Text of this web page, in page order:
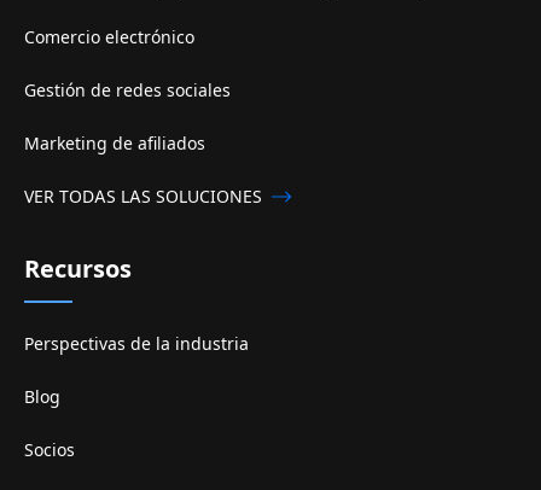
Comercio electrónico
Gestión de redes sociales
Marketing de afiliados
VER TODAS LAS SOLUCIONES
Recursos
Perspectivas de la industria
Blog
Socios